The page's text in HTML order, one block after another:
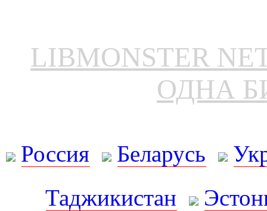
LIBMONSTER
ОДНА
Россия Беларусь
Таджикистан